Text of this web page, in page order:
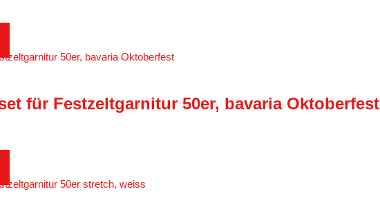
für Festzeltgarnitur 50er, bavaria Oktoberfest